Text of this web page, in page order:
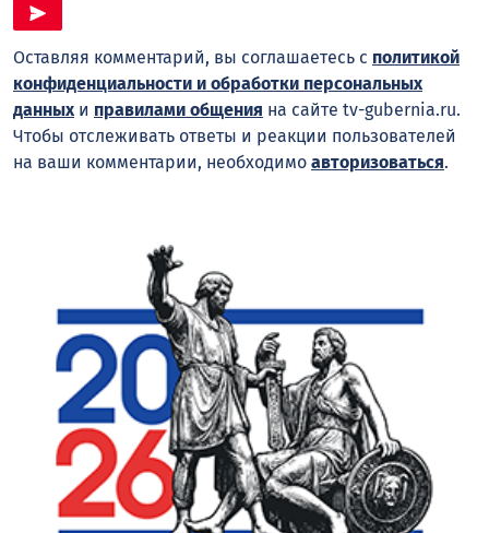
Оставляя комментарий, вы соглашаетесь с политикой
конфиденциальности и обработки персональных
данныхи правилами общения на сайте tv-gubernia.ru.
Чтобы отслеживать ответы и реакции пользователей
на ваши комментарии, необходимо авторизоваться.